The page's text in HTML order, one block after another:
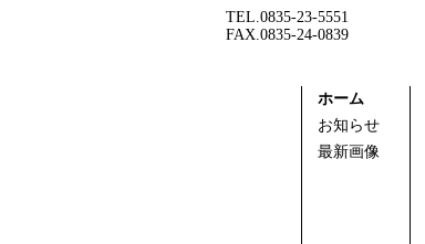
TEL.0835-23-5551
FAX.0835-24-0839
ホーム
お知らせ
最新画像